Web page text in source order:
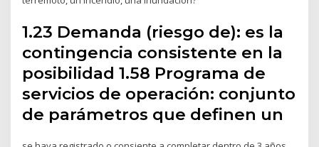
1.23 Demanda (riesgo de): es la
contingencia consistente en la
posibilidad 1.58 Programa de
servicios de operación: conjunto
de parámetros que definen un